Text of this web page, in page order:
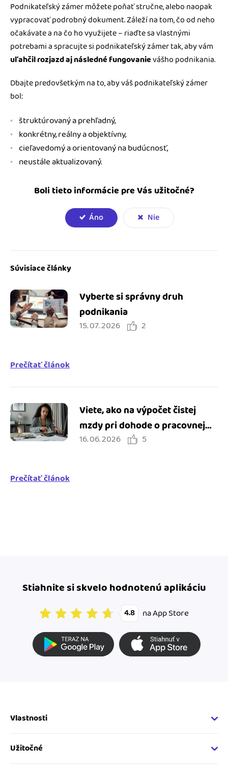
Podnikateľský zámer môžete poňať stručne, alebo naopak
vypracovať podrobný dokument. Záleží na tom, čo od neho
očakávate a na čo ho využijete – riaďte sa vlastnými
potrebami a spracujte si podnikateľský zámer tak, aby vám
uľahčil rozjazd aj následné fungovanievášho podnikania.
Dbajte predovšetkým na to, aby váš podnikateľský zámer
bol:
štruktúrovaný a prehľadný,
konkrétny, reálny a objektívny,
cieľavedomý a orientovaný na budúcnosť,
neustále aktualizovaný.
Boli tieto informácie pre Vás užitočné?
Áno Nie
Súvisiace články
Vyberte si správny druh
podnikania
15. 07. 2026 2
Prečítať článok
Viete, ako na výpočet čistej
mzdy pri dohode o pracovnej
činnosti?
16. 06. 2026 5
Prečítať článok
Stiahnite si skvelo hodnotenú aplikáciu
4.8 na App Store
Vlastnosti
Fakturačné vlastnosti
Online fakturácia
Užitočné
Nápoveda